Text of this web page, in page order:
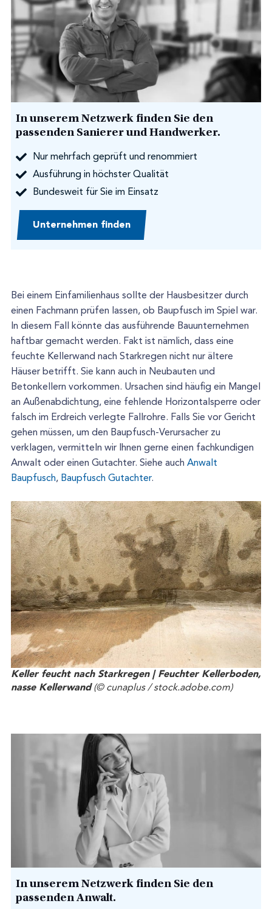
In unserem Netzwerk finden Sie den
passenden Sanierer und Handwerker.
Nur mehrfach geprüft und renommiert
Ausführung in höchster Qualität
Bundesweit für Sie im Einsatz
Unternehmen finden
Bei einem Einfamilienhaus sollte der Hausbesitzer durch
einen Fachmann prüfen lassen, ob Baupfusch im Spiel war.
In diesem Fall könnte das ausführende Bauunternehmen
haftbar gemacht werden. Fakt ist nämlich, dass eine
feuchte Kellerwand nach Starkregen nicht nur ältere
Häuser betrifft. Sie kann auch in Neubauten und
Betonkellern vorkommen. Ursachen sind häufig ein Mangel
an Außenabdichtung, eine fehlende Horizontalsperre oder
falsch im Erdreich verlegte Fallrohre. Falls Sie vor Gericht
gehen müssen, um den Baupfusch-Verursacher zu
verklagen, vermitteln wir Ihnen gerne einen fachkundigen
Anwalt oder einen Gutachter. Siehe auch Anwalt
Baupfusch, Baupfusch Gutachter.
Keller feucht nach Starkregen | Feuchter Kellerboden,
nasse Kellerwand(© cunaplus / stock.adobe.com)
In unserem Netzwerk finden Sie den
passenden Anwalt.